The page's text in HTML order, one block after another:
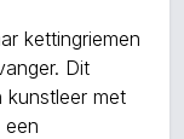
kettingriemen
Dit
kunstleer met
een